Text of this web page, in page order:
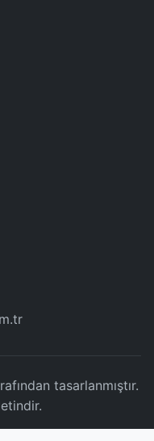
tasarlanmıştır.